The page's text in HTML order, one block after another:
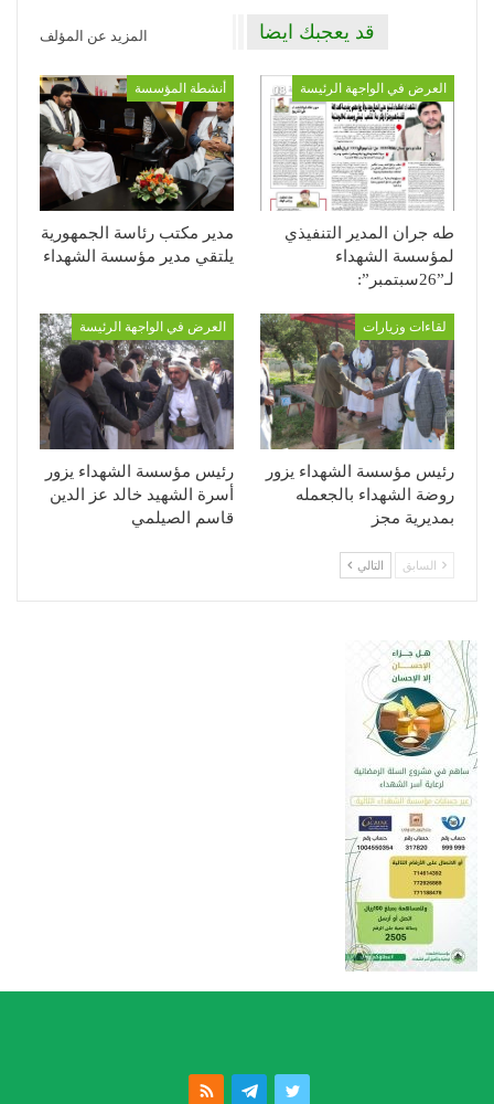
قد يعجبك ايضا المزيد عن المؤلف
العرض في الواجهة الرئيسة
طه جران المدير التنفيذي
لمؤسسة الشهداء
لـ”26سبتمبر”:
أنشطة المؤسسة
مدير مكتب رئاسة الجمهورية
يلتقي مدير مؤسسة الشهداء
لقاءات وزيارات
رئيس مؤسسة الشهداء يزور
روضة الشهداء بالجعمله
بمديرية مجز
العرض في الواجهة الرئيسة
رئيس مؤسسة الشهداء يزور
أسرة الشهيد خالد عز الدين
قاسم الصيلمي
السابق التالي